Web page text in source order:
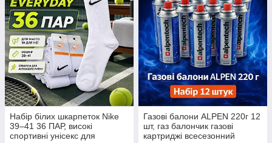
Набір білих шкарпеток Nike
39–41 36 ПАР, високі
спортивні унісекс для
Газові балони ALPEN 220г 12
шт, газ балончик газові
картриджі всесезонний